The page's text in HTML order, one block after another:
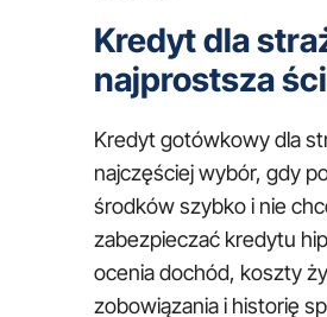
Kredyt dla
najprostsza
Kredyt gotówkowy dla
najczęściej wybór, gdy
środków szybko i nie
zabezpieczać kredytu
ocenia dochód, koszty
zobowiązania i historię